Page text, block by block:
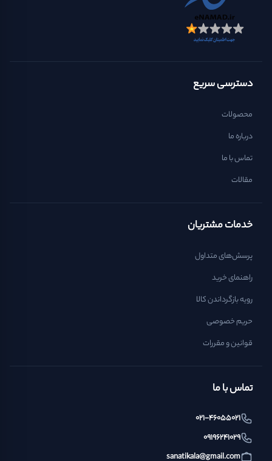
دسترسی سریع
محصولات
درباره ما
تماس با ما
مقالات
خدمات مشتریان
پرسش‌های متداول
راهنمای خرید
رویه بازگرداندن کالا
حریم خصوصی
قوانین و مقررات
تماس با ما
021-46055021
09196241029
sanatikala@gmail.com